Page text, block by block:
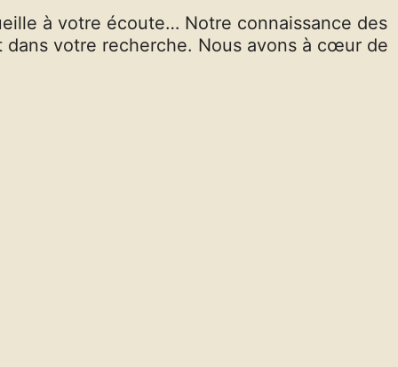
à votre écoute… Notre connaissance des
dans votre recherche. Nous avons à cœur de